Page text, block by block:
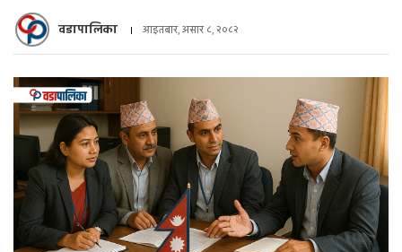
वडापालिका आइतबार, असार ८, २०८२